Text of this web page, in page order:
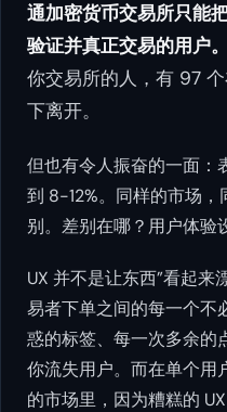
通加密货币交易所只能
验证并真正交易的用户。
你交易所的人，有 97
下离开。
但也有令人振奋的一面：
到 8-12%。同样的市场
别。差别在哪？用户体验
UX 并不是让东西”看起来
易者下单之间的每一个不
惑的标签、每一次多余的
你流失用户。而在单个
的市场里，因为糟糕的